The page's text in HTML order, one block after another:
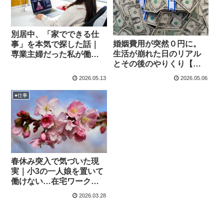
別居中、「家でできる仕
事」を本気で探した話｜
専業主婦だった私が働き
2026.05.13
婚姻費用が突然０円に。
生活が崩れた日のリアル
とその後のやりくり【体
2026.05.06
●仕事
春休み突入で気づいた現
実｜小3の一人娘を置いて
働けない…在宅ワークを
2026.03.28